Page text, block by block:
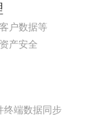
户数据等
产安全
终端数据同步